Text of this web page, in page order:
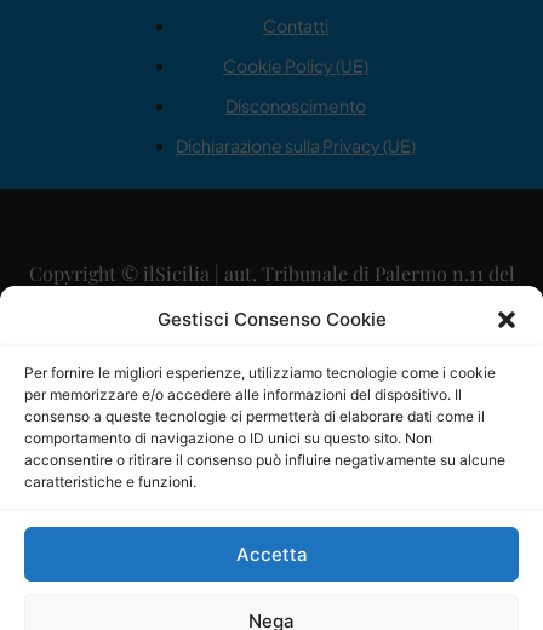
Gestisci Consenso Cookie
Per fornire le migliori esperienze, utilizziamo tecnologie come i cookie
per memorizzare e/o accedere alle informazioni del dispositivo. Il
consenso a queste tecnologie ci permetterà di elaborare dati come il
comportamento di navigazione o ID unici su questo sito. Non
acconsentire o ritirare il consenso può influire negativamente su alcune
caratteristiche e funzioni.
Accetta
Nega
Contatti
Cookie Policy (UE)
Disconoscimento
Dichiarazione sulla Privacy (UE)
Copyright © ilSicilia | aut. Tribunale di Palermo n.11 del
29/09/2015
Direttore Editoriale: Maurizio Scaglione
Direttore Responsabile: Maria Calabrese
P.IVA: 06334930820
Mercurio Comunicazione Società Cooperativa a r.l. è
iscritta al Registro degli Operatori di Comunicazione al